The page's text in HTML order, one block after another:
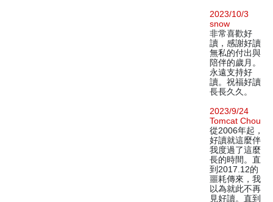
2023/10/3
snow
非常喜歡好
讀，感謝好讀
無私的付出與
陪伴的歲月。
永遠支持好
讀。祝福好讀
長長久久。
2023/9/24
Tomcat Chou
從2006年起，
好讀就這麼伴
我度過了這麼
長的時間。直
到2017.12的
噩耗傳來，我
以為就此不再
見好讀。直到